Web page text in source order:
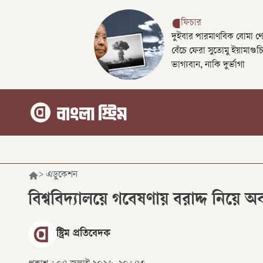
ফিচার
দুইবার পারমাণবিক বোমা
বেঁচে ফেরা সুতোমু
ভাগ্যবান, নাকি দুর্ভাগা
> এডুকেশন
বিশ্ববিদ্যালয়ে গবেষণায় বরাদ্দ নিয়ে
স্ট্রিম প্রতিবেদক